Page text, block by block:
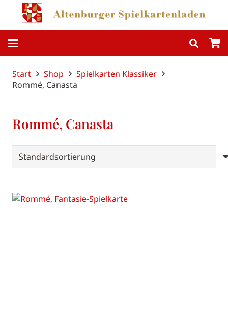
Start Shop
Spielkarten Klassiker
Rommé, Canasta
Rommé, Canasta